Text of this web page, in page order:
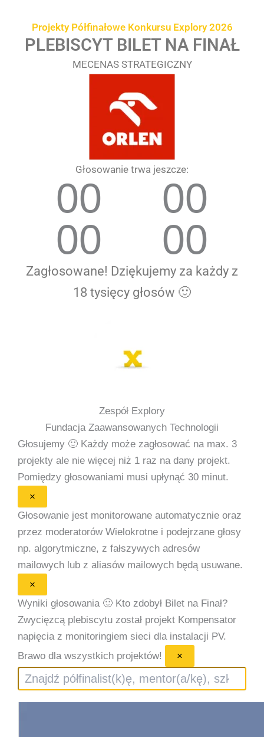
Projekty Półfinałowe Konkursu Explory 2026
PLEBISCYT BILET NA FINAŁ
MECENAS STRATEGICZNY
Głosowanie trwa jeszcze:
00
00
00
00
Zagłosowane! Dziękujemy za każdy z
18 tysięcy głosów 🙂
Zespół Explory
Fundacja Zaawansowanych Technologii
Głosujemy 🙂 Każdy może zagłosować na max. 3
projekty ale nie więcej niż 1 raz na dany projekt.
Pomiędzy głosowaniami musi upłynąć 30 minut.
×
Głosowanie jest monitorowane automatycznie oraz
przez moderatorów Wielokrotne i podejrzane głosy
np. algorytmiczne, z fałszywych adresów
mailowych lub z aliasów mailowych będą usuwane.
×
Wyniki głosowania 🙂 Kto zdobył Bilet na Finał?
Zwycięzcą plebiscytu został projekt Kompensator
napięcia z monitoringiem sieci dla instalacji PV.
Brawo dla wszystkich projektów!
×
Szukaj